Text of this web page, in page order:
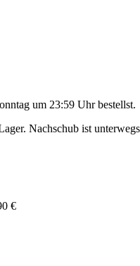
um 23:59 Uhrbestellst.
Nachschub ist
€